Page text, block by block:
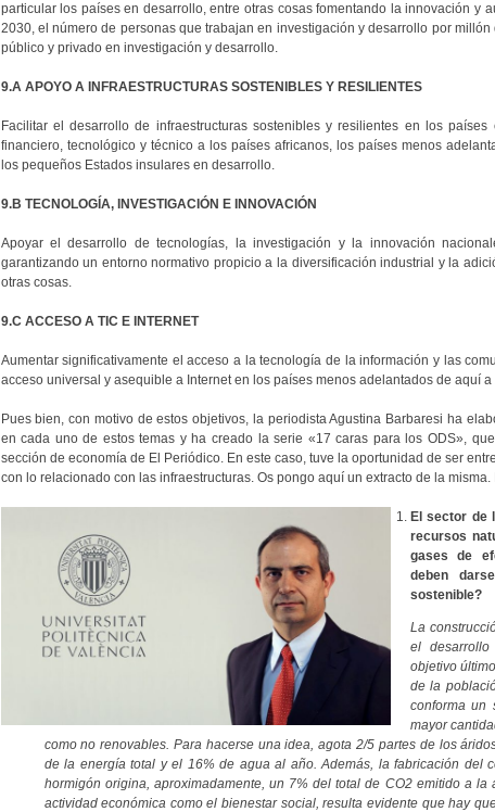
particular los países en desarrollo, entre otras cosas fomentando la innovación y
2030, el número de personas que trabajan en investigación y desarrollo por
público y privado en investigación y desarrollo.
9.A APOYO A INFRAESTRUCTURAS SOSTENIBLES Y RESILIENTES
Facilitar el desarrollo de infraestructuras sostenibles y resilientes en los
financiero, tecnológico y técnico a los países africanos, los países menos
los pequeños Estados insulares en desarrollo.
9.B TECNOLOGÍA, INVESTIGACIÓN E INNOVACIÓN
Apoyar el desarrollo de tecnologías, la investigación y la innovación
garantizando un entorno normativo propicio a la diversificación industrial y la
otras cosas.
9.C ACCESO A TIC E INTERNET
Aumentar significativamente el acceso a la tecnología de la información y las
acceso universal y asequible a Internet en los países menos adelantados de aquí a
Pues bien, con motivo de estos objetivos, la periodista Agustina Barbaresi ha
en cada uno de estos temas y ha creado la serie «17 caras para los ODS»,
sección de economía de El Periódico. En este caso, tuve la oportunidad de ser
con lo relacionado con las infraestructuras. Os pongo aquí un extracto de la
El sector de
recursos
gases de
deben
sostenible?
La
el
objetivo
de la
conforma un
mayor
como no renovables. Para hacerse una idea, agota 2/5 partes de los
de la energía total y el 16% de agua al año. Además, la fabricación del
hormigón origina, aproximadamente, un 7% del total de CO2 emitido a la
actividad económica como el bienestar social, resulta evidente que hay